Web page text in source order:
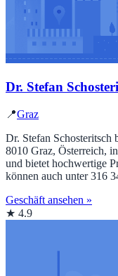
Dr. Stefan
📍Graz
Dr. Stefan Schosteritsch
8010 Graz, Österreich,
und bietet hochwertige
können auch unter 316
Geschäft ansehen »
★ 4.9